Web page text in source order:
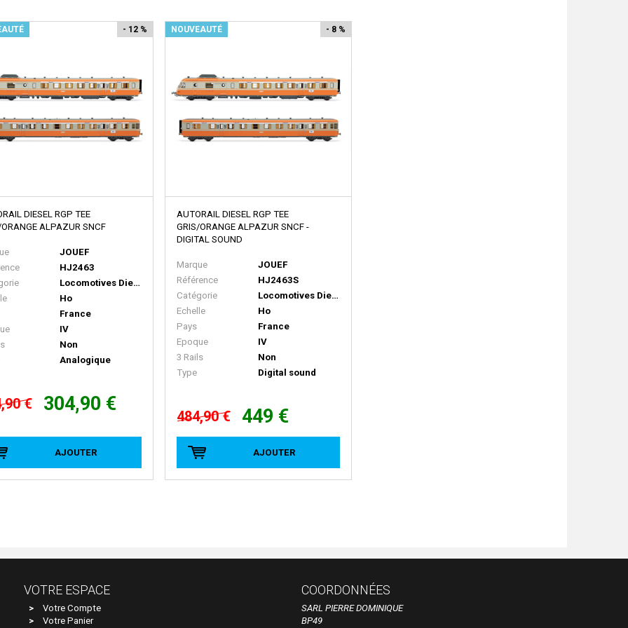
DIESEL RGP TEE
ALPAZUR SNCF
JOUEF
HJ2463
Locomotives Diesel
Ho
France
IV
Non
Analogique
- 12 %
€ 304,90 €
AJOUTER
NOUVEAUTÉ
AUTORAIL DIESEL RGP TEE
GRIS/ORANGE ALPAZUR SNCF -
DIGITAL SOUND
Marque
JOUEF
Référence
HJ2463S
Catégorie
Locomotives Diesel
Echelle
Ho
Pays
France
Epoque
IV
3 Rails
Non
Type
Digital sound
- 8 %
484,90 € 449 €
AJOUTER
VOTRE ESPACE
Votre Compte
Votre Panier
COORDONNÉES
SARL PIERRE DOMINIQUE
BP49